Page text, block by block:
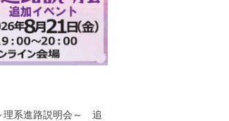
理系進路説明会～ 追